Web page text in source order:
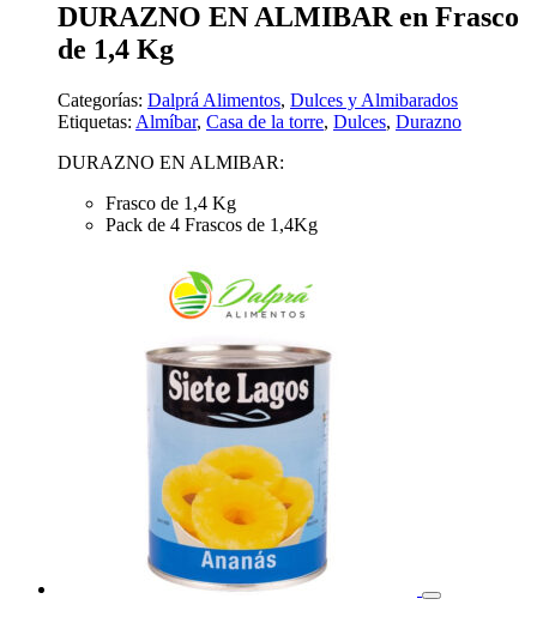
DURAZNO EN ALMIBAR en Frasco
de 1,4 Kg
Categorías: Dalprá Alimentos, Dulces y Almibarados
Etiquetas: Almíbar, Casa de la torre, Dulces, Durazno
DURAZNO EN ALMIBAR:
Frasco de 1,4 Kg
Pack de 4 Frascos de 1,4Kg